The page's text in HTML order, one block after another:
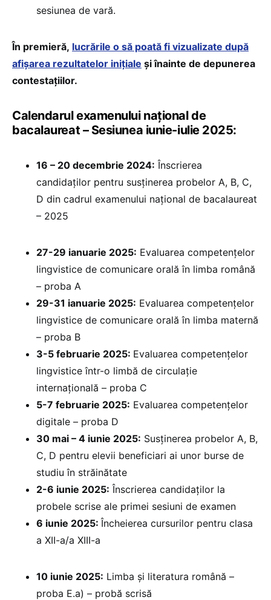
sesiunea de vară.
În premieră, lucrările o să poată fi vizualizate după
afișarea rezultatelor inițiale și înainte de depunerea
contestațiilor.
Calendarul examenului național de
bacalaureat – Sesiunea iunie-iulie 2025:
16 – 20 decembrie 2024: Înscrierea
candidaților pentru susținerea probelor A, B, C,
D din cadrul examenului național de bacalaureat
– 2025
27-29 ianuarie 2025: ⁠Evaluarea competențelor
lingvistice de comunicare orală în limba română
– proba A
29-31 ianuarie 2025: Evaluarea competențelor
lingvistice de comunicare orală în limba maternă
– proba B
3-5 februarie 2025: ⁠ Evaluarea competențelor
lingvistice într-o limbă de circulație
internațională – proba C
5-7 februarie 2025: Evaluarea competențelor
digitale – proba D
30 mai – 4 iunie 2025: Susținerea probelor A, B,
C, D pentru elevii beneficiari ai unor burse de
studiu în străinătate
2-6 iunie 2025: Înscrierea candidaților la
probele scrise ale primei sesiuni de examen
6 iunie 2025: Încheierea cursurilor pentru clasa
a XII-a/a XIII-a
10 iunie 2025: Limba și literatura română –
proba E.a) – probă scrisă